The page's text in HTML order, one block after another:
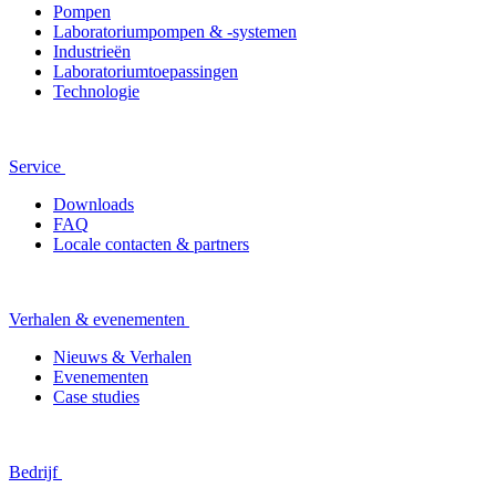
Pompen
Laboratoriumpompen & -systemen
Industrieën
Laboratoriumtoepassingen
Technologie
Service
Downloads
FAQ
Locale contacten & partners
Verhalen & evenementen
Nieuws & Verhalen
Evenementen
Case studies
Bedrijf